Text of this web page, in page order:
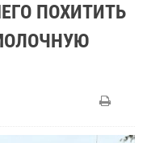
ПОХИТИТЬ